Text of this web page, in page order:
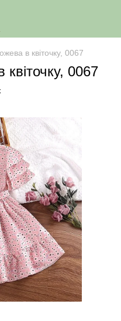
в квіточку, 0067
0067